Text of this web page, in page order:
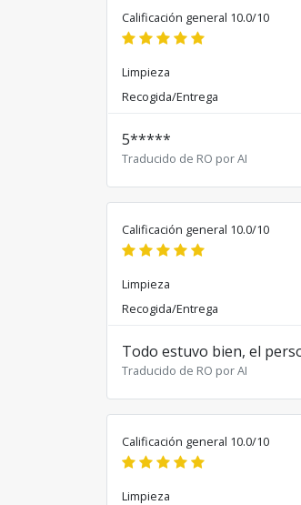
Calificación general 10.0/10
Limpieza
Recogida/Entrega
5*****
Traducido de RO por AI
Calificación general 10.0/10
Limpieza
Recogida/Entrega
Todo estuvo bien, el
Traducido de RO por AI
Calificación general 10.0/10
Limpieza